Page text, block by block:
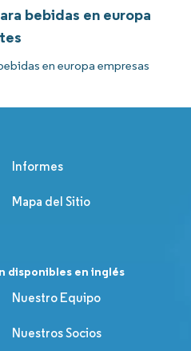
bebidas en europa
en europa empresas
Informes
Mapa del Sitio
disponibles en inglés
Nuestro Equipo
Nuestros Socios